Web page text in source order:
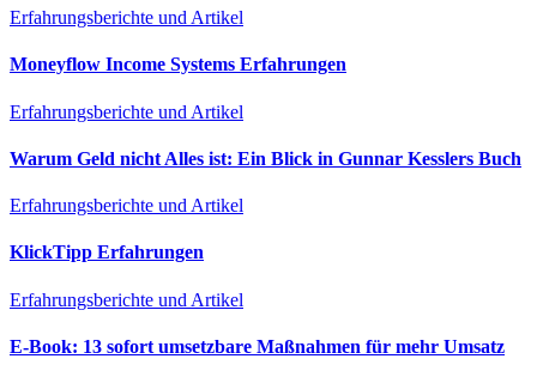
Erfahrungsberichte und Artikel
Moneyflow Income Systems Erfahrungen
Erfahrungsberichte und Artikel
Warum Geld nicht Alles ist: Ein Blick in Gunnar Kesslers Buch
Erfahrungsberichte und Artikel
KlickTipp Erfahrungen
Erfahrungsberichte und Artikel
E‑Book: 13 sofort umsetzbare Maßnahmen für mehr Umsatz